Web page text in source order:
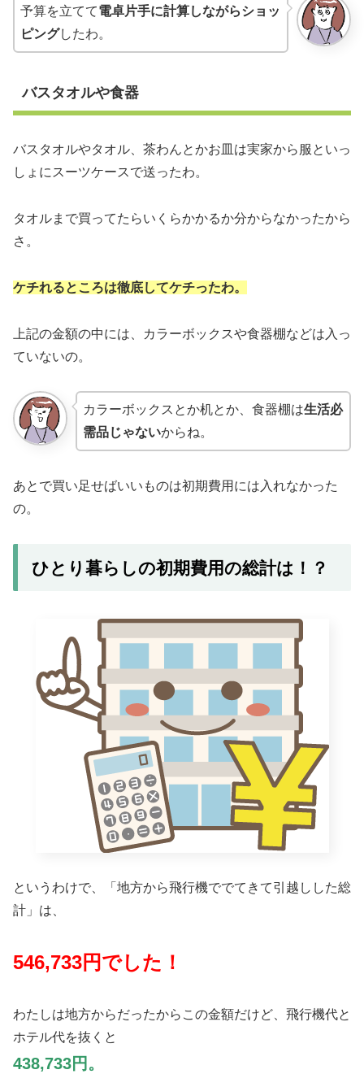
予算を立てて電卓片手に計算しながらショッ
ピングしたわ。
バスタオルや食器
バスタオルやタオル、茶わんとかお皿は実家から服といっ
しょにスーツケースで送ったわ。
タオルまで買ってたらいくらかかるか分からなかったから
さ。
ケチれるところは徹底してケチったわ。
上記の金額の中には、カラーボックスや食器棚などは入っ
ていないの。
カラーボックスとか机とか、食器棚は生活必
需品じゃないからね。
あとで買い足せばいいものは初期費用には入れなかった
の。
ひとり暮らしの初期費用の総計は！？
というわけで、「地方から飛行機ででてきて引越しした総
計」は、
546,733円でした！
わたしは地方からだったからこの金額だけど、飛行機代と
ホテル代を抜くと
438,733円。